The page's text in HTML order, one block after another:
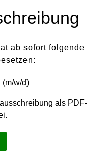
ab sofort folgende
(m/w/d)
als PDF-